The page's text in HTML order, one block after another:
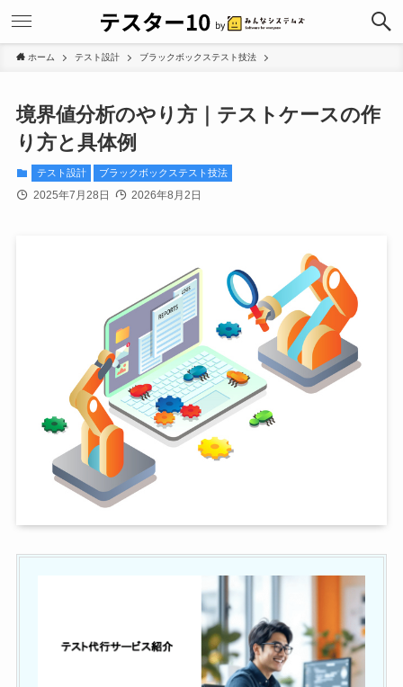
ホーム テスト設計 ブラックボックステスト技法
境界値分析のやり方｜テストケースの作
り方と具体例
テスト設計 ブラックボックステスト技法
2025年7月28日 2026年8月2日